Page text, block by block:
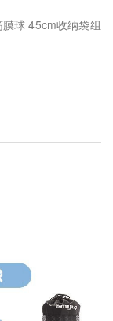
球 45cm收纳袋组